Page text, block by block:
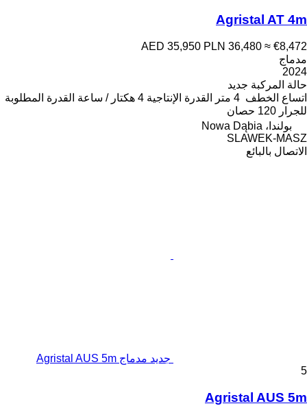
Agristal AT 4m
AED 35,950 PLN 36,480 ≈ €8,472
مدماج
2024
حالة المركبة جديد
اتساع الخطف 4 متر القدرة الإنتاجية 4 هكتار / ساعة
القدرة المطلوبة
للجرار 120 حصان
بولندا، Nowa Dąbia
SLAWEK-MASZ
الاتصال بالبائع
جديد مدماج Agristal AUS 5m
5
Agristal AUS 5m